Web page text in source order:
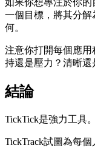
一個目標，將其分
何。
注意你打開每個應
持還是壓力？清晰還
結論
TickTick是強力工具
TickTrack試圖為每